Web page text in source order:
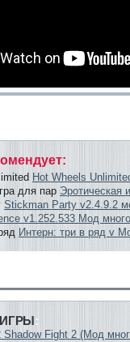
Hot Wheels
Эротическая
Stickman Party v2.4.9.2
v1.252.533 Мод
Интерн: три в ряд v
ИГРЫ:
Shadow Fight 2 (Мод